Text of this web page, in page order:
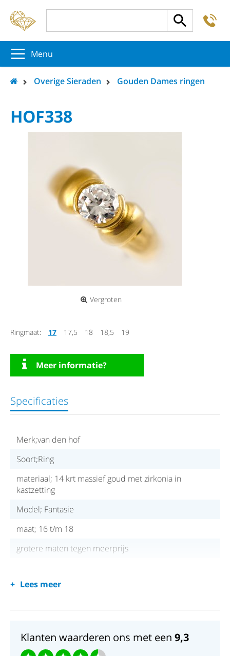
Menu
Overige Sieraden Gouden Dames ringen
HOF338
Vergroten
Ringmaat: 17 17,5 18 18,5 19
Meer informatie?
Specificaties
Merk;van den hof
Soort;Ring
materiaal; 14 krt massief goud met zirkonia in
kastzetting
Model; Fantasie
maat; 16 t/m 18
grotere maten tegen meerprijs
Lees meer
Klanten waarderen ons met een 9,3